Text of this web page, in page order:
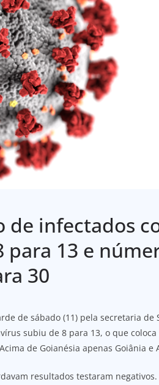
de infectados
para 13 e
30
de sábado (11) pela secretaria de
subiu de 8 para 13, o que
de Goianésia apenas Goiânia e
resultados testaram